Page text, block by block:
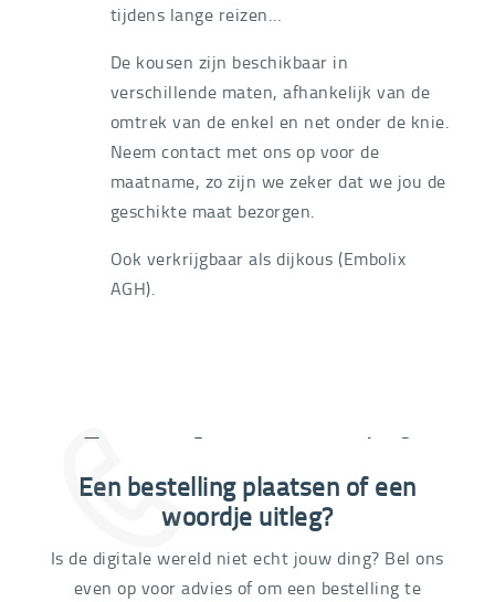
tijdens lange reizen…
De kousen zijn beschikbaar in
verschillende maten, afhankelijk van de
omtrek van de enkel en net onder de knie.
Neem contact met ons op voor de
maatname, zo zijn we zeker dat we jou de
geschikte maat bezorgen.
Ook verkrijgbaar als dijkous (Embolix
AGH).
03 292 21 60
Een bestelling plaatsen of een
woordje uitleg?
Is de digitale wereld niet echt jouw ding? Bel ons
even op voor advies of om een bestelling te